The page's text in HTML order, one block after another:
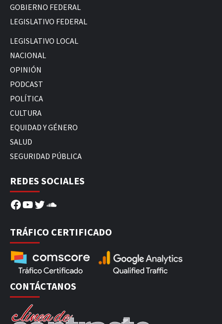
GOBIERNO FEDERAL
LEGISLATIVO FEDERAL
LEGISLATIVO LOCAL
NACIONAL
OPINIÓN
PODCAST
POLÍTICA
CULTURA
EQUIDAD Y GÉNERO
SALUD
SEGURIDAD PÚBLICA
REDES SOCIALES
Facebook
YouTube
Twitter
SoundCloud
TRÁFICO CERTIFICADO
CONTÁCTANOS